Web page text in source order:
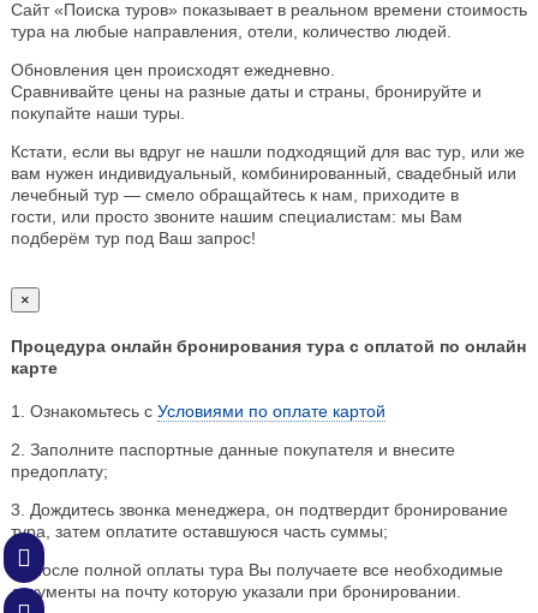
Сайт «Поиска туров» показывает в реальном времени стоимость
тура на любые направления, отели, количество людей.
Обновления цен происходят ежедневно.
Сравнивайте цены на разные даты и страны, бронируйте и
покупайте наши туры.
Кстати, если вы вдруг не нашли подходящий для вас тур, или же
вам нужен индивидуальный, комбинированный, свадебный или
лечебный тур — смело обращайтесь к нам, приходите в
гости, или просто звоните нашим специалистам: мы Вам
подберём тур под Ваш запрос!
×
Процедура онлайн бронирования тура с оплатой по онлайн
карте
1. Ознакомьтесь с Условиями по оплате картой
2. Заполните паспортные данные покупателя и внесите
предоплату;
3. Дождитесь звонка менеджера, он подтвердит бронирование
тура, затем оплатите оставшуюся часть суммы;
4. После полной оплаты тура Вы получаете все необходимые
документы на почту которую указали при бронировании.